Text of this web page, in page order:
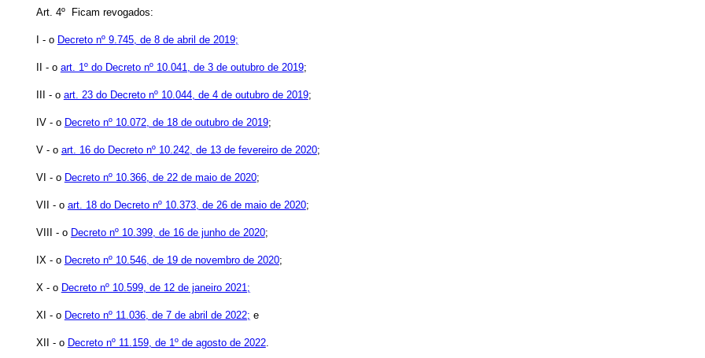
Art. 4º Ficam revogados:
I - o Decreto nº 9.745, de 8 de abril de 2019;
II - o art. 1º do Decreto nº 10.041, de 3 de outubro de 2019;
III - o art. 23 do Decreto nº 10.044, de 4 de outubro de 2019;
IV - o Decreto nº 10.072, de 18 de outubro de 2019;
V - o art. 16 do Decreto nº 10.242, de 13 de fevereiro de 2020;
VI - o Decreto nº 10.366, de 22 de maio de 2020;
VII - o art. 18 do Decreto nº 10.373, de 26 de maio de 2020;
VIII - o Decreto nº 10.399, de 16 de junho de 2020;
IX - o Decreto nº 10.546, de 19 de novembro de 2020;
X - o Decreto nº 10.599, de 12 de janeiro 2021;
XI - o Decreto nº 11.036, de 7 de abril de 2022; e
XII - o Decreto nº 11.159, de 1º de agosto de 2022.